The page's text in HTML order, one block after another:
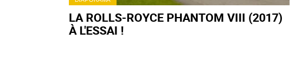
LA ROLLS-ROYCE PHANTOM VIII (2017)
À L'ESSAI !